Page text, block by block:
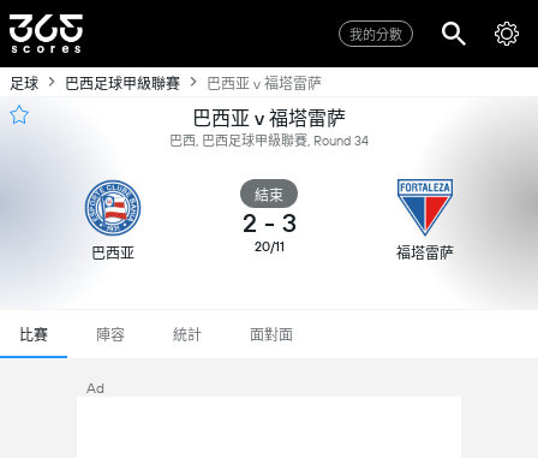
我的分數
足球 巴西足球甲級聯賽 巴西亚 v 福塔雷萨
巴西亚 v 福塔雷萨
巴西, 巴西足球甲級聯賽, Round 34
巴西亚
結束
2 - 3
20/11 福塔雷萨
比賽 陣容 統計 面對面
Ad